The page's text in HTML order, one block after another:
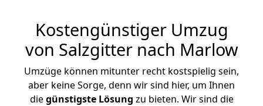
Kostengünstiger Umzug
von Salzgitter nach Marlow
Umzüge können mitunter recht kostspielig sein,
aber keine Sorge, denn wir sind hier, um Ihnen
diegünstigste Lösung zu bieten. Wir sind die